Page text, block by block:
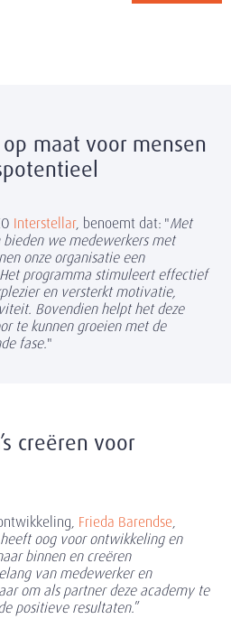
maat voor mensen
Interstellar, benoemt dat: "Met
bieden wemedewerkers met
onze organisatie een
programma stimuleert effectief
en versterkt motivatie,
Bovendien helpt het deze
te kunnen groeien met de
fase."
creëren voor
Frieda Barendse,
oog voor ontwikkeling en
binnen en creëren
van medewerker en
om als partner deze academy te
positieve resultaten.”